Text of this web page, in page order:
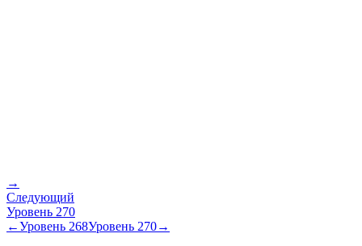
→
Следующий
Уровень 270
←Уровень 268Уровень 270→